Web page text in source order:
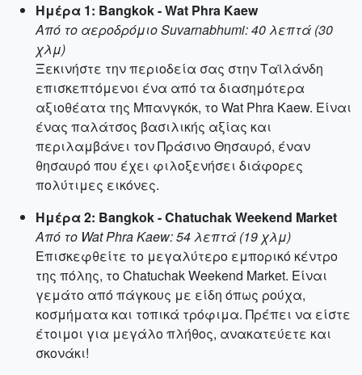
Ημέρα 1: Bangkok - Wat Phra Kaew
Από το αεροδρόμιο Suvarnabhumi: 40 λεπτά (30
χλμ)
Ξεκινήστε την περιοδεία σας στην Ταϊλάνδη
επισκεπτόμενοι ένα από τα διασημότερα
αξιοθέατα της Μπανγκόκ, το Wat Phra Kaew. Είναι
ένας παλάτσος βασιλικής αξίας και
περιλαμβάνει τον Πράσινο Θησαυρό, έναν
θησαυρό που έχει φιλοξενήσει διάφορες
πολύτιμες εικόνες.
Ημέρα 2: Bangkok - Chatuchak Weekend Market
Από το Wat Phra Kaew: 54 λεπτά (19 χλμ)
Επισκεφθείτε το μεγαλύτερο εμπορικό κέντρο
της πόλης, το Chatuchak Weekend Market. Είναι
γεμάτο από πάγκους με είδη όπως ρούχα,
κοσμήματα και τοπικά τρόφιμα. Πρέπει να είστε
έτοιμοι για μεγάλο πλήθος, ανακατεύετε και
σκονάκι!